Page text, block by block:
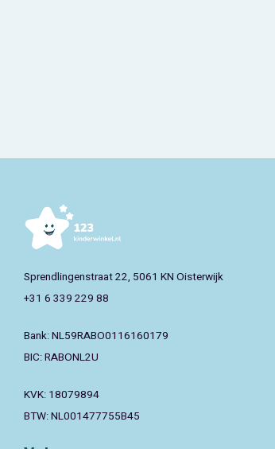
Sprendlingenstraat 22, 5061 KN Oisterwijk
+31 6 339 229 88
Bank: NL59RABO0116160179
BIC: RABONL2U
KVK: 18079894
BTW: NL001477755B45